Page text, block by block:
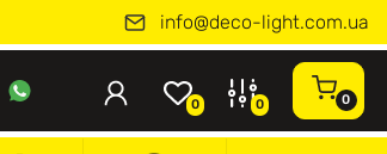
info@deco-light.com.ua
0 0 0